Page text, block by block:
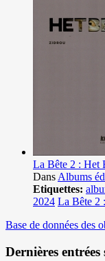
La Bête 2 : Het
Dans Albums
Etiquettes:
2024 La Bête 2
Base de données des
Dernières entrées